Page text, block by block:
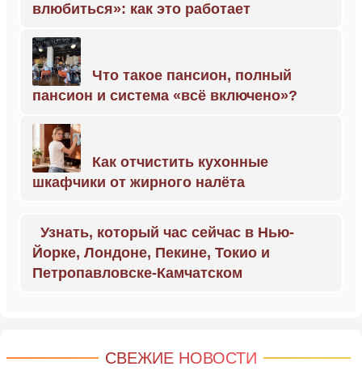
влюбиться»: как это работает
Что такое пансион, полный
пансион и система «всё включено»?
Как отчистить кухонные
шкафчики от жирного налёта
Узнать, который час сейчас в Нью-
Йорке, Лондоне, Пекине, Токио и
Петропавловске-Камчатском
СВЕЖИЕ НОВОСТИ